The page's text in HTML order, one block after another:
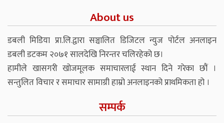
About us
डबली मिडिया प्रा.लि.द्वारा सञ्चालित डिजिटल न्युज पोर्टल अनलाइन
डबली डटकम २०७१ सालदेखि निरन्तर चलिरहेको छ।
हामीले खासगरी खोजमूलक समाचारलाई स्थान दिने गरेका छौं ।
सन्तुलित विचार र समाचार सामाग्री हाम्रो अनलाइनको प्राथमिकता हो ।
सम्पर्क